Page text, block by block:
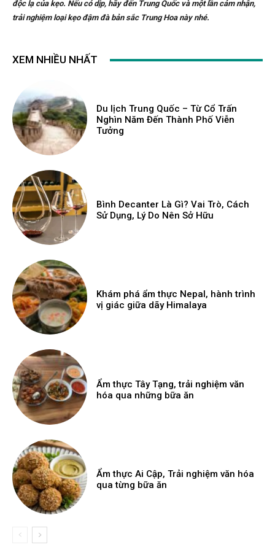
độc lạ của kẹo. Nếu có dịp, hãy đến Trung Quốc và một lần cảm nhận,
trải nghiệm loại kẹo đậm đà bản sắc Trung Hoa này nhé.
XEM NHIỀU NHẤT
Du lịch Trung Quốc – Từ Cổ Trấn
Nghìn Năm Đến Thành Phố Viễn
Tưởng
Bình Decanter Là Gì? Vai Trò, Cách
Sử Dụng, Lý Do Nên Sở Hữu
Khám phá ẩm thực Nepal, hành trình
vị giác giữa dãy Himalaya
Ẩm thực Tây Tạng, trải nghiệm văn
hóa qua những bữa ăn
Ẩm thực Ai Cập, Trải nghiệm văn hóa
qua từng bữa ăn